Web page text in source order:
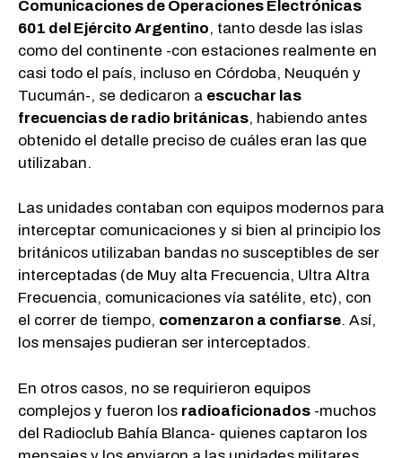
Comunicaciones de Operaciones Electrónicas
601 del Ejército Argentino, tanto desde las islas
como del continente -con estaciones realmente en
casi todo el país, incluso en Córdoba, Neuquén y
Tucumán-, se dedicaron a escuchar las
frecuencias de radio británicas, habiendo antes
obtenido el detalle preciso de cuáles eran las que
utilizaban.
Las unidades contaban con equipos modernos para
interceptar comunicaciones y si bien al principio los
británicos utilizaban bandas no susceptibles de ser
interceptadas (de Muy alta Frecuencia, Ultra Altra
Frecuencia, comunicaciones vía satélite, etc), con
el correr de tiempo, comenzaron a confiarse. Así,
los mensajes pudieran ser interceptados.
En otros casos, no se requirieron equipos
complejos y fueron los radioaficionados -muchos
del Radioclub Bahía Blanca- quienes captaron los